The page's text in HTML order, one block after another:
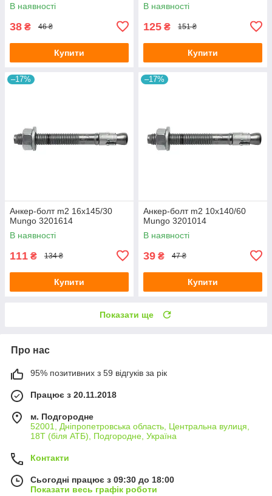
В наявності
38 ₴ 46 ₴
Купити
В наявності
125 ₴ 151 ₴
Купити
–17%
Анкер-болт m2 16х145/30
Mungo 3201614
В наявності
111 ₴ 134 ₴
Купити
–17%
Анкер-болт m2 10х140/60
Mungo 3201014
В наявності
39 ₴ 47 ₴
Купити
Показати ще
Про нас
95% позитивних з 59 відгуків за рік
Працює з 20.11.2018
м. Подгородне
52001, Дніпропетровська область, Центральна вулиця,
18Т (біля АТБ), Подгородне, Україна
Контакти
Сьогодні працює з 09:30 до 18:00
Показати весь графік роботи